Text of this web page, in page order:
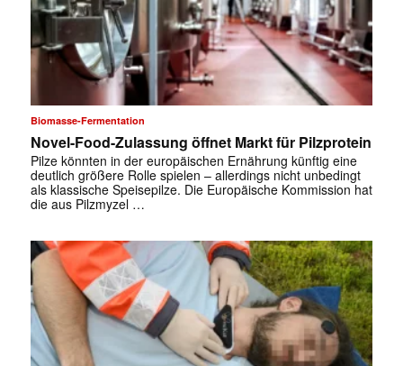
Biomasse-Fermentation
Novel-Food-Zulassung öffnet Markt für Pilzprotein
Pilze könnten in der europäischen Ernährung künftig eine
deutlich größere Rolle spielen – allerdings nicht unbedingt
als klassische Speisepilze. Die Europäische Kommission hat
die aus Pilzmyzel …